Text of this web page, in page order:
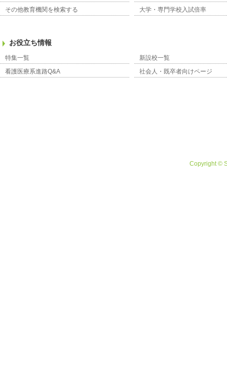
その他教育機関を検索する
大学・専門学校入試倍率
お役立ち情報
特集一覧
新設校一覧
看護医療系進路Q&A
社会人・既卒者向けページ
Copyright ©